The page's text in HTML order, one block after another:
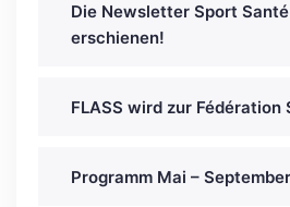
Die Newsletter Sport
erschienen!
FLASS wird zur Fédération
Programm Mai –